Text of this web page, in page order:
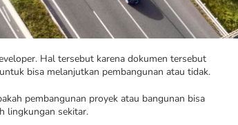
Hal tersebut karena dokumen tersebut
bisa melanjutkan pembangunan atau tidak.
pembangunan proyek atau bangunan bisa
lingkungan sekitar.